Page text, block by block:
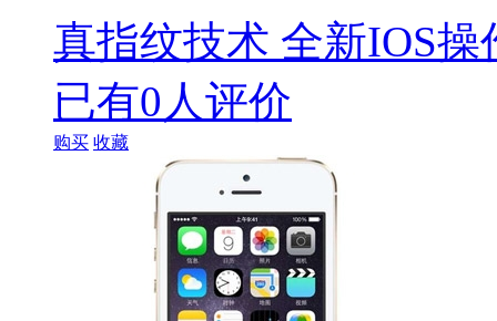
真指纹技术 全新IOS操
已有0人评价
购买 收藏